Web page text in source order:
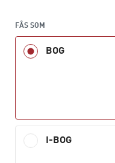
politisk protest,
betydning for de
krusninger på
Lasse Lindekilde og
Institut for
FÅS SOM
BOG
I-BOG